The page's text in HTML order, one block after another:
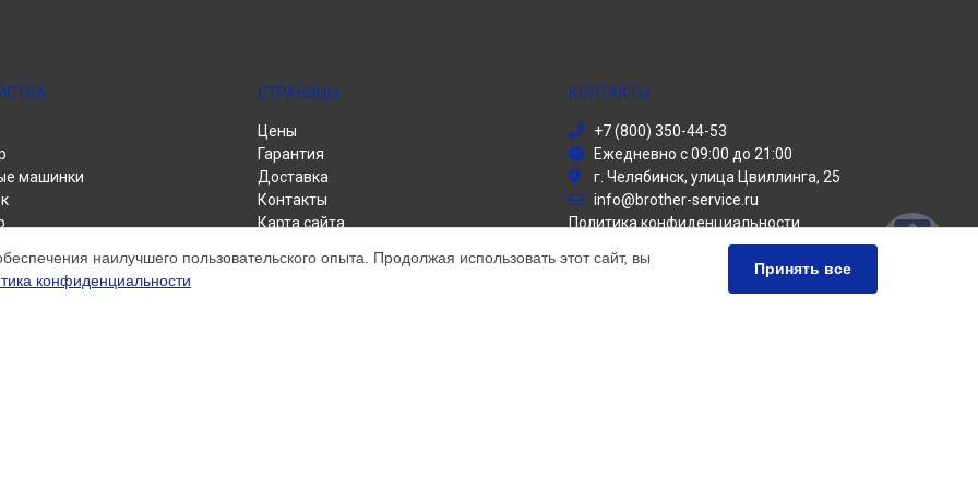
машинки
СТРАНИЦЫ
Цены
Гарантия
Доставка
Контакты
Карта сайта
КОНТАКТЫ
+7 (800) 350-44-53
Ежедневно с 09:00 до 21:00
г. Челябинск, улица Цвиллинга, 25
info@brother-service.ru
Политика конфиденциальности
Способы оплаты
наилучшего пользовательского опыта. Продолжая использовать этот сайт, вы
конфиденциальности
Принять все